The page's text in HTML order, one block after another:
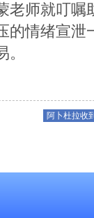
老师就叮嘱
的情绪宣泄
阿卜杜拉收